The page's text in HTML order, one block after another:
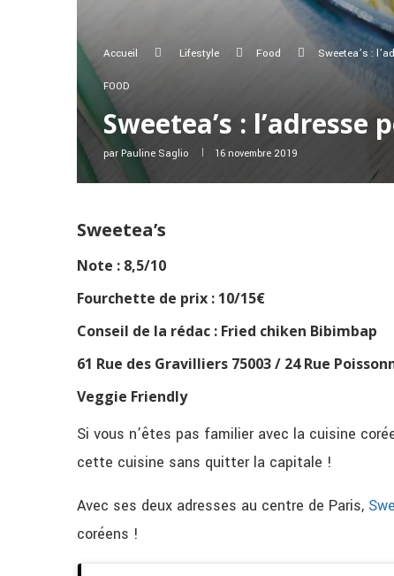
Accueil Lifestyle Food Sweetea’s :
FOOD
Sweetea’s :
par Pauline Saglio 16 novembre 2019
Sweetea’s
Note : 8,5/10
Fourchette de prix : 10/15€
Conseil de la rédac : Fried chiken Bibimbap
61 Rue des Gravilliers 75003 / 24 Rue
Veggie Friendly
Si vous n’êtes pas familier avec la cuisine
cette cuisine sans quitter la capitale !
Avec ses deux adresses au centre de Paris,
coréens !